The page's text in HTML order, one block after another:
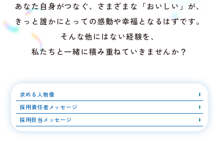
あなた自身がつなぐ、さまざまな「おいしい」が、
きっと誰かにとっての感動や幸福となるはずです。
そんな他にはない経験を、
私たちと一緒に積み重ねていきませんか？
求める人物像
採用責任者メッセージ
採用担当メッセージ